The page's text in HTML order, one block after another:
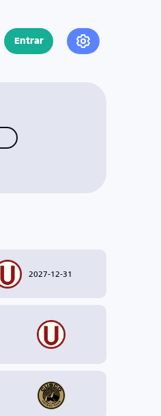
Entrar
2027-12-31